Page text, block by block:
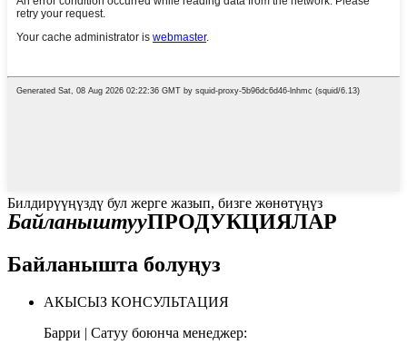
Билдирүүңүздү бул жерге жазып, бизге жөнөтүңүз
БайланыштууПРОДУКЦИЯЛАР
Байланышта болуңуз
АКЫСЫЗ КОНСУЛЬТАЦИЯ
Барри | Сатуу боюнча менеджер: